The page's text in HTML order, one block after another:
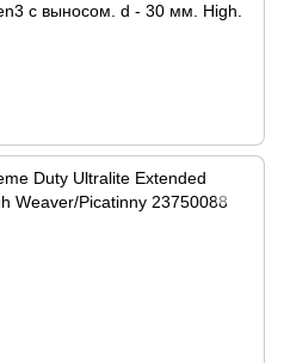
с выносом. d - 30 мм. High.